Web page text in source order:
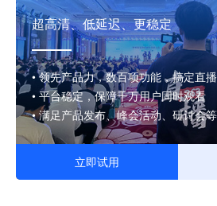
超高清、低延迟、更稳定
• 领先产品力，数百项功能，搞定直
• 平台稳定，保障千万用户同时观看
• 满足产品发布、峰会活动、研讨会
立即试用